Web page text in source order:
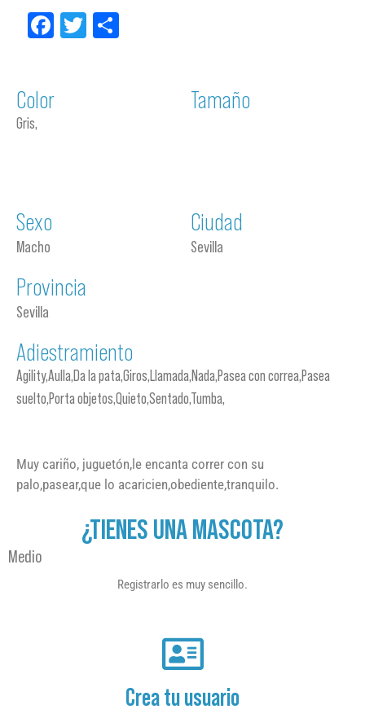
Facebook
Twitter
Color
Gris,
Tamaño
Sexo
Macho
Ciudad
Sevilla
Provincia
Sevilla
Adiestramiento
Agility,Aulla,Da la pata,Giros,Llamada,Nada,Pasea con correa,Pasea
suelto,Porta objetos,Quieto,Sentado,Tumba,
Muy cariño, juguetón,le encanta correr con su
palo,pasear,que lo acaricien,obediente,tranquilo.
¿TIENES UNA MASCOTA?
Medio
Registrarlo es muy sencillo.
Crea tu usuario